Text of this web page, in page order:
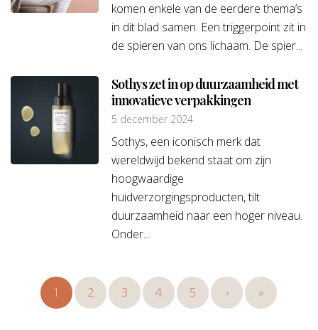
komen enkele van de eerdere thema’s
in dit blad samen. Een triggerpoint zit in
de spieren van ons lichaam. De spier...
Sothys zet in op duurzaamheid met
innovatieve verpakkingen
5 december 2024
Sothys, een iconisch merk dat
wereldwijd bekend staat om zijn
hoogwaardige
huidverzorgingsproducten, tilt
duurzaamheid naar een hoger niveau.
Onder...
1 2 3 4 5 › »